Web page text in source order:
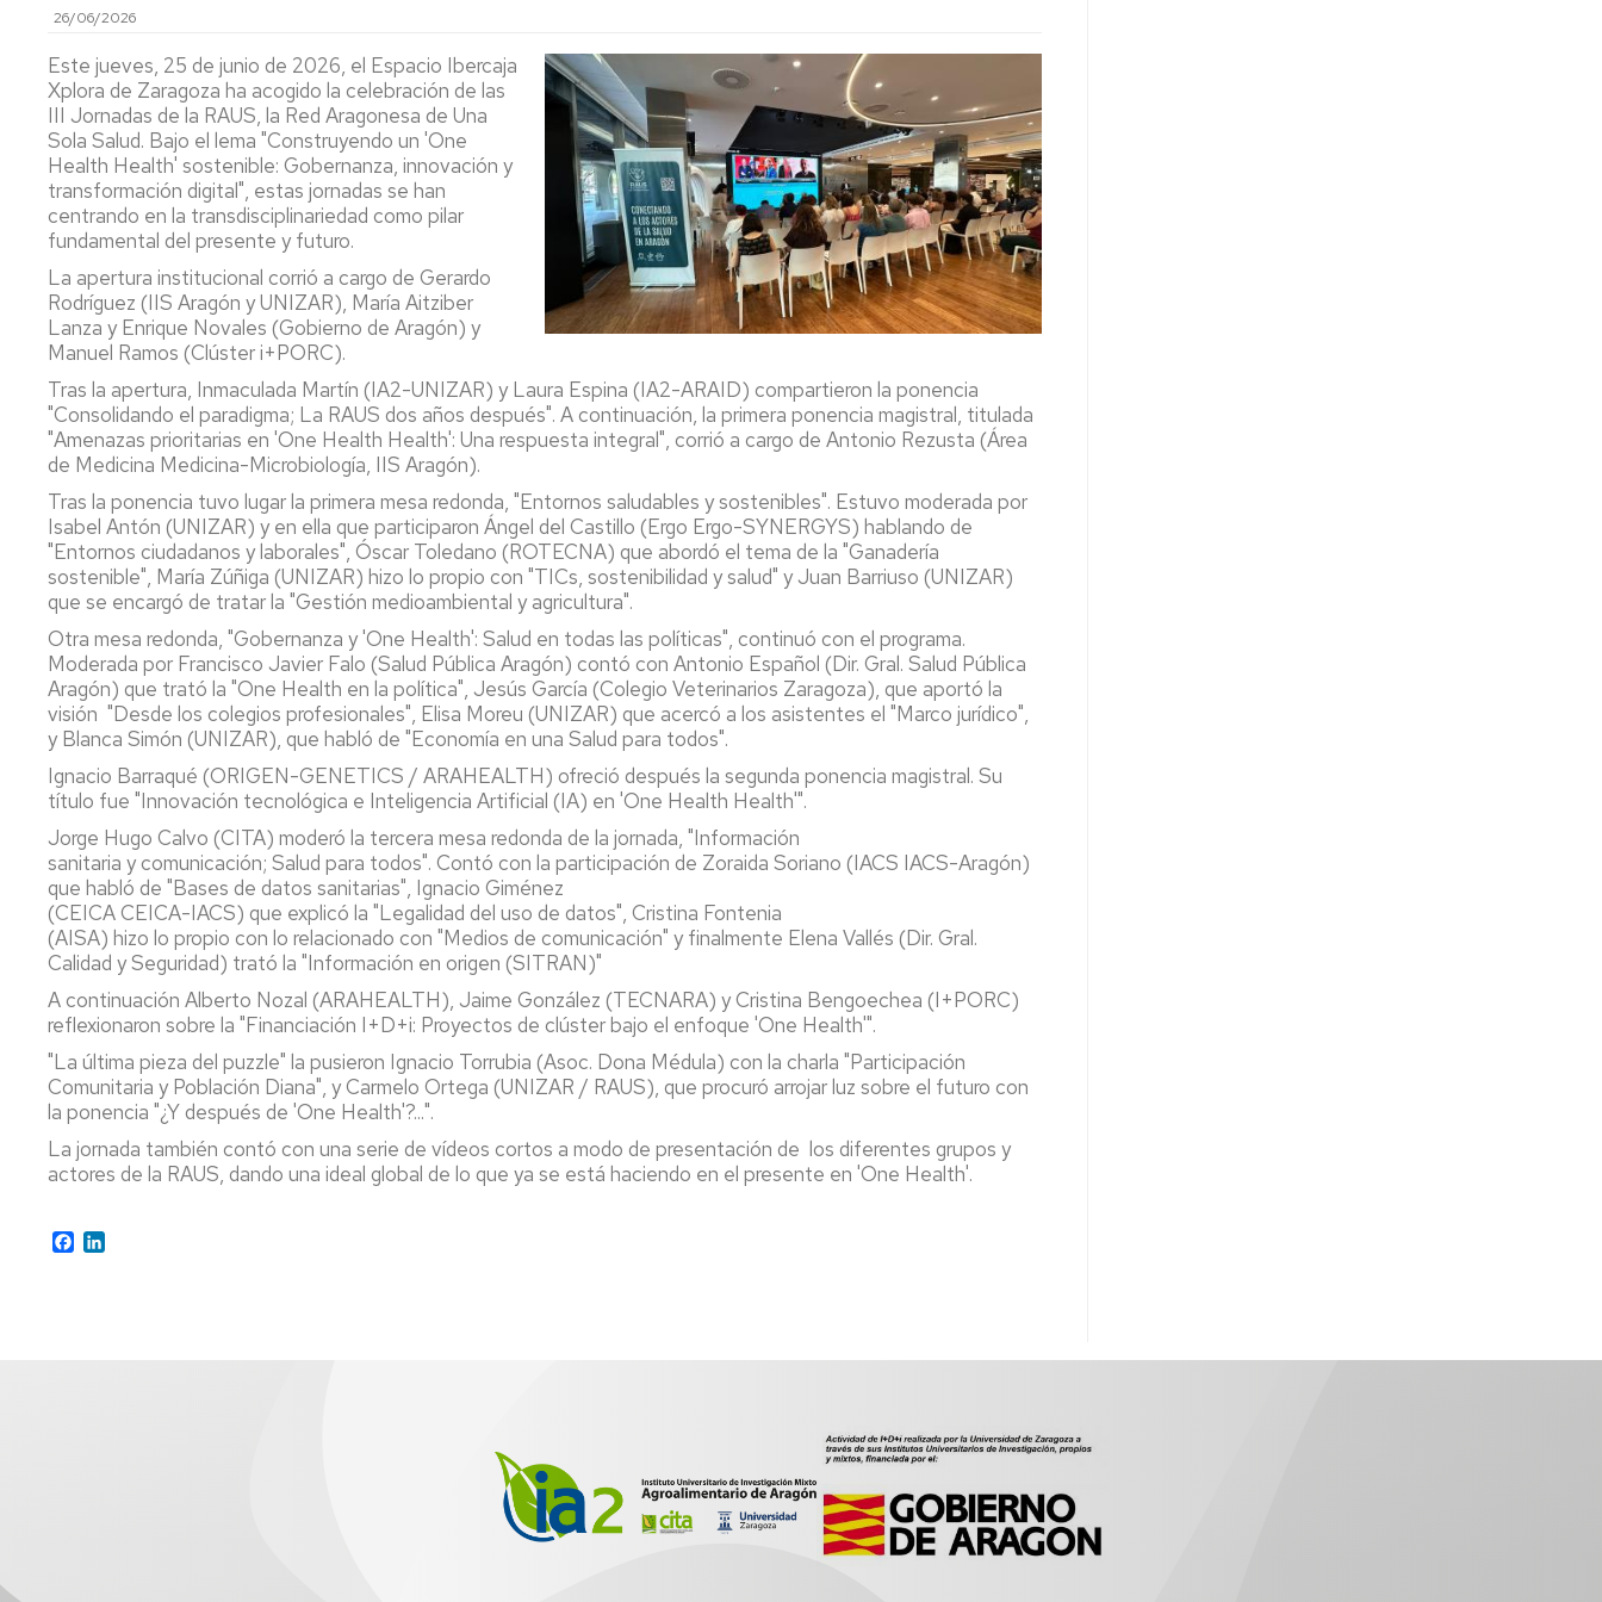
Proyectos
destacados
Cátedras
LEIs
Recursos
Infraestructuras
Laboratorios
Recursos
singulares
(PFGE)
Identificación
microbiana
y
evaluación
sensibilidad
antibiótica
atomización,
y
medición
de
partículas
Análisis
Nutricionales
PCR
a
tiempo
real
aplicada
al
sector
agroalimentario
Pódcast
Alimentando
tu
mente
11F
2026
-
"Ellas
investigan:
ciencia
voz
propia"
Apariciones
prensa
del
IA2
-
2027
Captación
de
talento
Concurso
Creaideas
-
6
Edición
26/06/2026
Este jueves, 25 de junio de 2026, el Espacio Ibercaja
Xplora de Zaragoza ha acogido la celebración de las
III Jornadas de la RAUS, la Red Aragonesa de Una
Sola Salud. Bajo el lema "Construyendo un 'One
Health Health' sostenible: Gobernanza, innovación y
transformación digital", estas jornadas se han
centrando en la transdisciplinariedad como pilar
fundamental del presente y futuro.
La apertura institucional corrió a cargo de Gerardo
Rodríguez (IIS Aragón y UNIZAR), María Aitziber
Lanza y Enrique Novales (Gobierno de Aragón) y
Manuel Ramos (Clúster i+PORC).
Tras la apertura, Inmaculada Martín (IA2-UNIZAR) y Laura Espina (IA2-ARAID) compartieron la ponencia
"Consolidando el paradigma; La RAUS dos años después". A continuación, la primera ponencia magistral, titulada
"Amenazas prioritarias en 'One Health Health': Una respuesta integral", corrió a cargo de Antonio Rezusta (Área
de Medicina Medicina-Microbiología, IIS Aragón).
Tras la ponencia tuvo lugar la primera mesa redonda, "Entornos saludables y sostenibles". Estuvo moderada por
Isabel Antón (UNIZAR) y en ella que participaron Ángel del Castillo (Ergo Ergo-SYNERGYS) hablando de
"Entornos ciudadanos y laborales", Óscar Toledano (ROTECNA) que abordó el tema de la "Ganadería
sostenible", María Zúñiga (UNIZAR) hizo lo propio con "TICs, sostenibilidad y salud" y Juan Barriuso (UNIZAR)
que se encargó de tratar la "Gestión medioambiental y agricultura".
Otra mesa redonda, "Gobernanza y 'One Health': Salud en todas las políticas", continuó con el programa.
Moderada por Francisco Javier Falo (Salud Pública Aragón) contó con Antonio Español (Dir. Gral. Salud Pública
Aragón) que trató la "One Health en la política", Jesús García (Colegio Veterinarios Zaragoza), que aportó la
visión "Desde los colegios profesionales", Elisa Moreu (UNIZAR) que acercó a los asistentes el "Marco jurídico",
y Blanca Simón (UNIZAR), que habló de "Economía en una Salud para todos".
Ignacio Barraqué (ORIGEN-GENETICS / ARAHEALTH) ofreció después la segunda ponencia magistral. Su
título fue "Innovación tecnológica e Inteligencia Artificial (IA) en 'One Health Health'".
Jorge Hugo Calvo (CITA) moderó la tercera mesa redonda de la jornada, "Información
sanitaria y comunicación; Salud para todos". Contó con la participación de Zoraida Soriano (IACS IACS-Aragón)
que habló de "Bases de datos sanitarias", Ignacio Giménez
(CEICA CEICA-IACS) que explicó la "Legalidad del uso de datos", Cristina Fontenia
(AISA) hizo lo propio con lo relacionado con "Medios de comunicación" y finalmente Elena Vallés (Dir. Gral.
Calidad y Seguridad) trató la "Información en origen (SITRAN)"
A continuación Alberto Nozal (ARAHEALTH), Jaime González (TECNARA) y Cristina Bengoechea (I+PORC)
reflexionaron sobre la "Financiación I+D+i: Proyectos de clúster bajo el enfoque 'One Health'".
"La última pieza del puzzle" la pusieron Ignacio Torrubia (Asoc. Dona Médula) con la charla "Participación
Comunitaria y Población Diana", y Carmelo Ortega (UNIZAR / RAUS), que procuró arrojar luz sobre el futuro con
la ponencia "¿Y después de 'One Health'?...".
La jornada también contó con una serie de vídeos cortos a modo de presentación de los diferentes grupos y
actores de la RAUS, dando una ideal global de lo que ya se está haciendo en el presente en 'One Health'.
Facebook